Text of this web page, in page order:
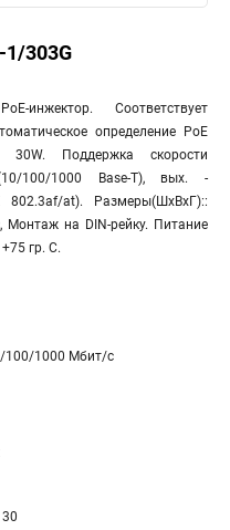
1/303G
инжектор. Соответствует
определение PoE
Поддержка скорости
100/1000 Base-T), вых. -
802.3af/at). Размеры(ШхВхГ)::
Монтаж на DIN-рейку. Питание
гр. С.
100/1000 Мбит/с